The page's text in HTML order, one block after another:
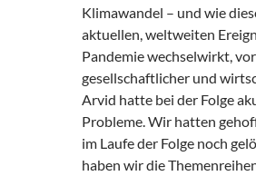
Klimawandel – und wie
aktuellen, weltweiten
Pandemie wechselwirkt,
gesellschaftlicher und
Arvid hatte bei der Folge
Probleme. Wir hatten
im Laufe der Folge noch
haben wir die